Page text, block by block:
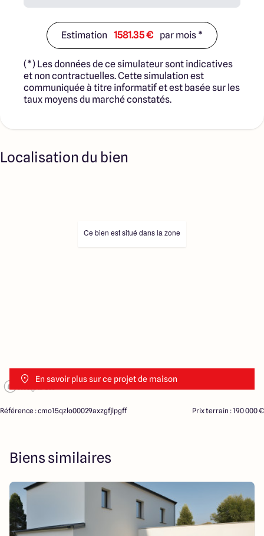
Estimation 1581.35 € par mois *
(*) Les données de ce simulateur sont indicatives
et non contractuelles. Cette simulation est
communiquée à titre informatif et est basée sur les
taux moyens du marché constatés.
Localisation du bien
En savoir plus sur ce projet de maison
Ce bien est situé dans la zone
Référence : cmo15qzlo00029axzgfjlpgff Prix terrain : 190 000 €
Biens similaires